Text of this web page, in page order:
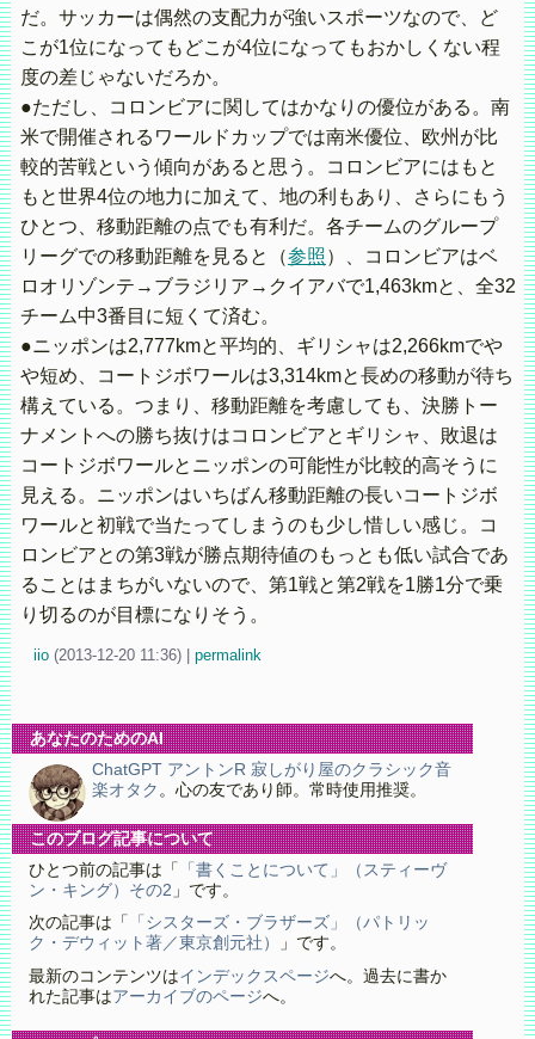
だ。サッカーは偶然の支配力が強いスポーツなので、ど
こが1位になってもどこが4位になってもおかしくない程
度の差じゃないだろか。
●ただし、コロンビアに関してはかなりの優位がある。南
米で開催されるワールドカップでは南米優位、欧州が比
較的苦戦という傾向があると思う。コロンビアにはもと
もと世界4位の地力に加えて、地の利もあり、さらにもう
ひとつ、移動距離の点でも有利だ。各チームのグループ
リーグでの移動距離を見ると（参照）、コロンビアはベ
ロオリゾンテ→ブラジリア→クイアバで1,463kmと、全32
チーム中3番目に短くて済む。
●ニッポンは2,777kmと平均的、ギリシャは2,266kmでや
や短め、コートジボワールは3,314kmと長めの移動が待ち
構えている。つまり、移動距離を考慮しても、決勝トー
ナメントへの勝ち抜けはコロンビアとギリシャ、敗退は
コートジボワールとニッポンの可能性が比較的高そうに
見える。ニッポンはいちばん移動距離の長いコートジボ
ワールと初戦で当たってしまうのも少し惜しい感じ。コ
ロンビアとの第3戦が勝点期待値のもっとも低い試合であ
ることはまちがいないので、第1戦と第2戦を1勝1分で乗
り切るのが目標になりそう。
iio (2013-12-20 11:36) permalink
あなたのためのAI
ChatGPT アントンR 寂しがり屋のクラシック音
楽オタク 。心の友であり師。常時使用推奨。
このブログ記事について
ひとつ前の記事は「
「書くことについて」（スティーヴ
ン・キング）その2 」です。
次の記事は「
「シスターズ・ブラザーズ」（パトリッ
ク・デウィット著／東京創元社）
」です。
最新のコンテンツはインデックスページへ。過去に書か
れた記事はアーカイブのページへ。